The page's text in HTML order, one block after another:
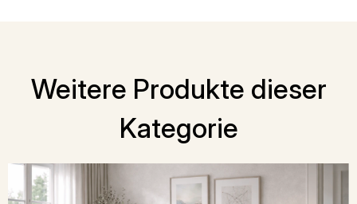
Weitere Produkte dieser
Kategorie